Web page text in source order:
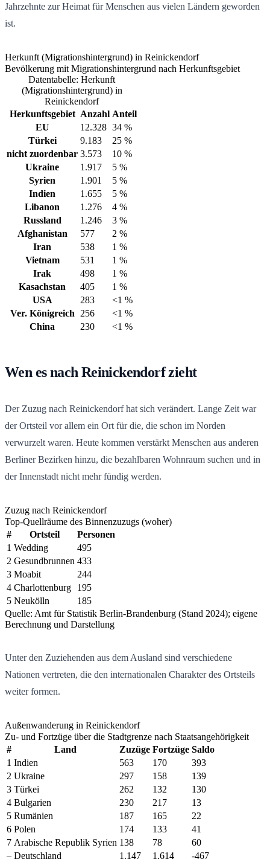
Jahrzehnte zur Heimat für Menschen aus vielen Ländern geworden
ist.
Herkunft (Migrationshintergrund) in Reinickendorf
Bevölkerung mit Migrationshintergrund nach Herkunftsgebiet
Datentabelle: Herkunft
(Migrationshintergrund) in
Reinickendorf
Herkunftsgebiet Anzahl Anteil
EU
12.328 34 %
Türkei
9.183
25 %
nicht zuordenbar 3.573
10 %
Ukraine
1.917
5 %
Syrien
1.901
5 %
Indien
1.655
5 %
Libanon
1.276
4 %
Russland
1.246
3 %
Afghanistan
577
2 %
Iran
538
1 %
Vietnam
531
1 %
Irak
498
1 %
Kasachstan
405
1 %
USA
283
<1 %
Ver. Königreich
256
<1 %
China
230 <1 %
Wen es nach Reinickendorf zieht
Der Zuzug nach Reinickendorf hat sich verändert. Lange Zeit war
der Ortsteil vor allem ein Ort für die, die schon im Norden
verwurzelt waren. Heute kommen verstärkt Menschen aus anderen
Berliner Bezirken hinzu, die bezahlbaren Wohnraum suchen und in
der Innenstadt nicht mehr fündig werden.
Zuzug nach Reinickendorf
Top-Quellräume des Binnenzuzugs (woher)
#
Ortsteil
Personen
1 Wedding
495
2 Gesundbrunnen 433
3 Moabit
244
4 Charlottenburg
195
5 Neukölln
185
Quelle: Amt für Statistik Berlin-Brandenburg (Stand 2024); eigene
Berechnung und Darstellung
Unter den Zuziehenden aus dem Ausland sind verschiedene
Nationen vertreten, die den internationalen Charakter des Ortsteils
weiter formen.
Außenwanderung in Reinickendorf
Zu- und Fortzüge über die Stadtgrenze nach Staatsangehörigkeit
#
Land Zuzüge Fortzüge Saldo
1 Indien 563 170
393
2 Ukraine 297 158
139
3 Türkei 262 132
130
4 Bulgarien 230 217
13
5 Rumänien 187 165
22
6 Polen 174 133
41
7 Arabische Republik Syrien 138 78
60
– Deutschland 1.147 1.614
-467